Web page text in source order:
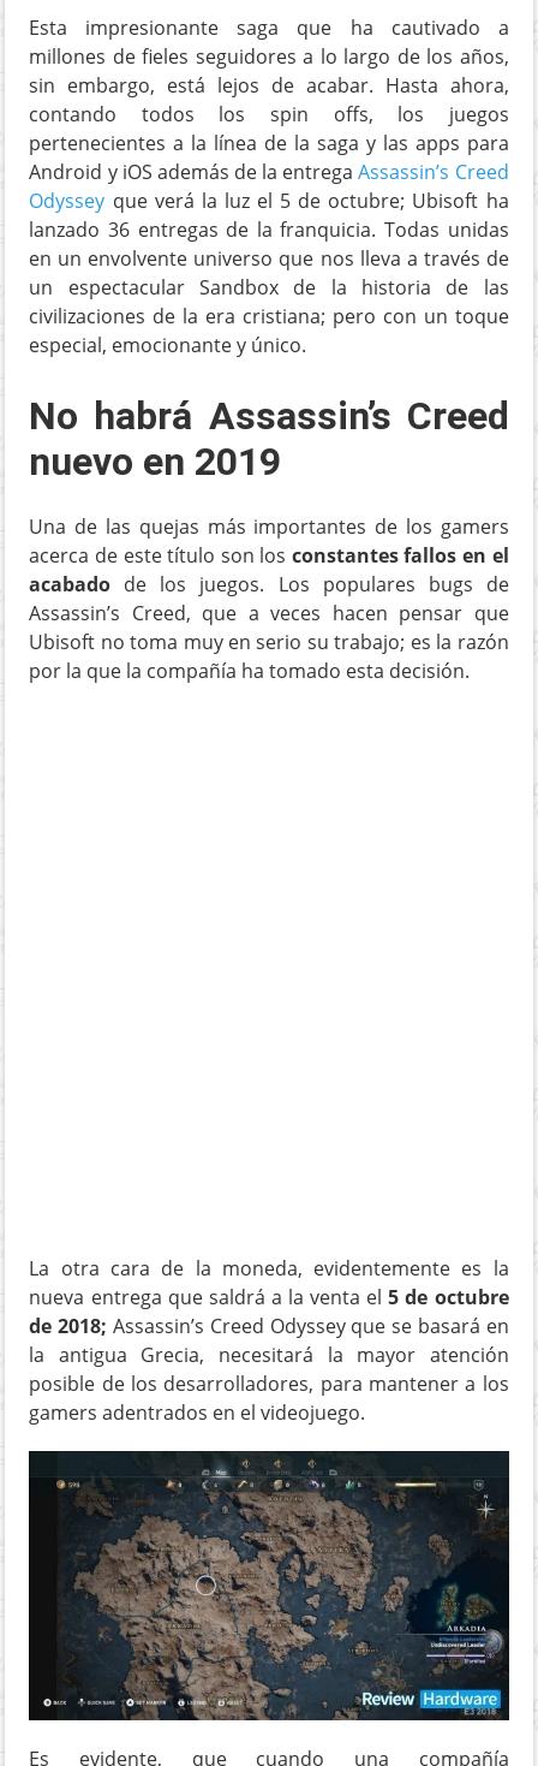
Esta impresionante saga que ha cautivado a
millones de fieles seguidores a lo largo de los años,
sin embargo, está lejos de acabar. Hasta ahora,
contando todos los spin offs, los juegos
pertenecientes a la línea de la saga y las apps para
Android y iOS además de la entregaAssassin’s Creed
Odyssey que verá la luz el 5 de octubre; Ubisoft ha
lanzado 36 entregas de la franquicia. Todas unidas
en un envolvente universo que nos lleva a través de
un espectacular Sandbox de la historia de las
civilizaciones de la era cristiana; pero con un toque
especial, emocionante y único.
No habrá Assassin’s Creed
nuevo en 2019
Una de las quejas más importantes de los gamers
acerca de este título son los constantes fallos en el
acabado de los juegos. Los populares bugs de
Assassin’s Creed, que a veces hacen pensar que
Ubisoft no toma muy en serio su trabajo; es la razón
por la que la compañía ha tomado esta decisión.
La otra cara de la moneda, evidentemente es la
nueva entrega que saldrá a la venta el5 de octubre
de 2018; Assassin’s Creed Odyssey que se basará en
la antigua Grecia, necesitará la mayor atención
posible de los desarrolladores, para mantener a los
gamers adentrados en el videojuego.
Es evidente, que cuando una compañía